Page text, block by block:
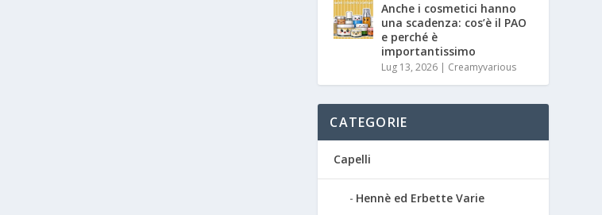
Anche i cosmetici hanno
una scadenza: cos’è il PAO
e perché è
importantissimo
Lug 13, 2026 | Creamyvarious
CATEGORIE
Capelli
Hennè ed Erbette Varie